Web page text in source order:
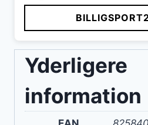
Yderligere
information